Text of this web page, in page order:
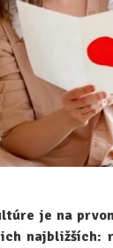
je na
najbližších: